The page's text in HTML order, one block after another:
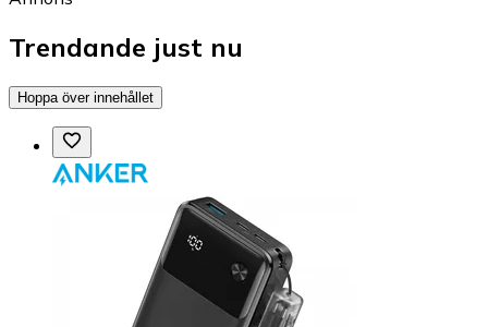
Trendande just nu
Hoppa över innehållet